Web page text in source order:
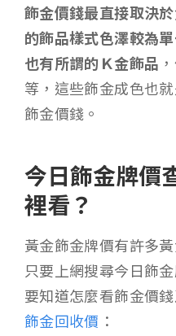
飾金價錢最直接取決
的飾品樣式色澤較為
也有所謂的Ｋ金飾品
等，這些飾金成色也
飾金價錢。
今日飾金牌價
裡看？
黃金飾金牌價有許多
只要上網搜尋今日飾
要知道怎麼看飾金價
飾金回收價 ：